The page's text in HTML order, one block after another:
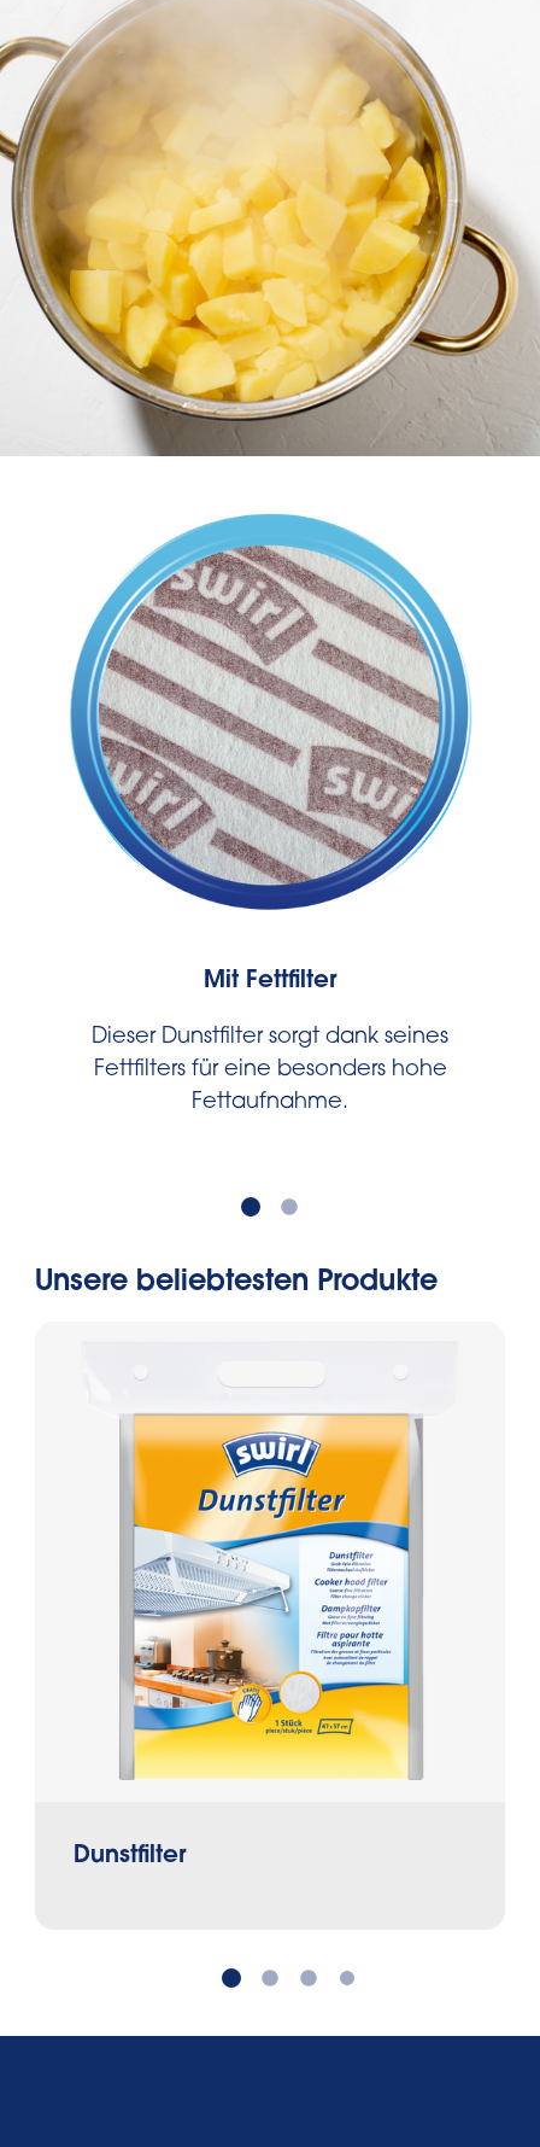
Mit Fettfilter
Dieser Dunstfilter sorgt dank seines
Fettfilters für eine besonders hohe
Fettaufnahme.
Unsere beliebtesten Produkte
Dunstfilter